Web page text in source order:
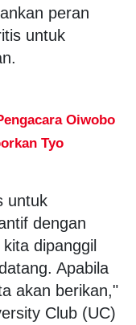
peran
untuk
Oiwobo
Tyo
untuk
dengan
dipanggil
Apabila
akan berikan,"
Club (UC)